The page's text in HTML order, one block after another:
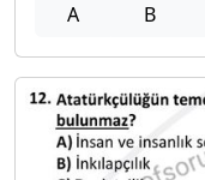
A B